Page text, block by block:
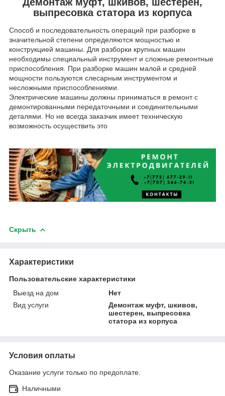
выпресовка статора из корпуса
Способ и последовательность операций при разборке в
значительной степени определяются мощностью и
конструкцией машины. Для разборки крупных машин
необходимы специальный инструмент и сложные ремонтные
приспособления. При разборке машин малой и средней
мощности пользуются слесарным инструментом и
несложными приспособлениями.
Электрические машины должны приниматься в ремонт с
демонтированными передаточными и соединительными
деталями. Но не всегда заказчик имеет техническую
возможность осуществить это
Скрыть
Характеристики
Пользовательские характеристики
Выезд на дом
Нет
Вид услуги
Демонтаж муфт, шкивов,
шестерен, выпресовка
статора из корпуса
Условия оплаты
Оказание услуги только по предоплате.
Наличными